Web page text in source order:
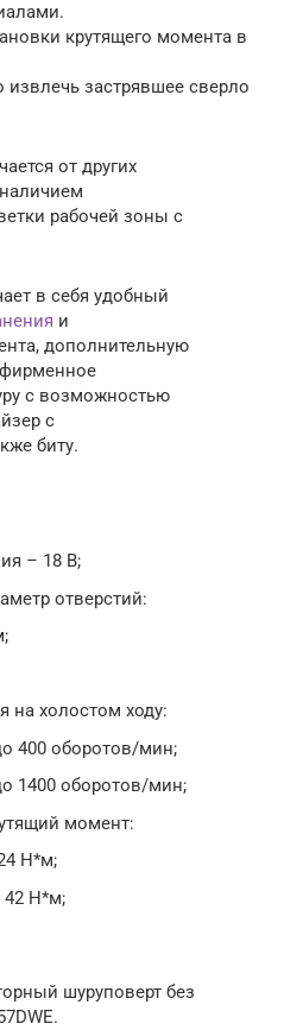
крутящего момента в
извлечь застрявшее сверло
от других
рабочей зоны с
в себя удобный
и
дополнительную
с возможностью
с
биту.
– 18 В;
отверстий:
на холостом ходу:
400 оборотов/мин;
1400 оборотов/мин;
момент:
Н*м;
42 Н*м;
шуруповерт без